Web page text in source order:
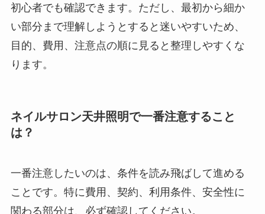
初心者でも確認できます。ただし、最初から細か
い部分まで理解しようとすると迷いやすいため、
目的、費用、注意点の順に見ると整理しやすくな
ります。
ネイルサロン天井照明で一番注意すること
は？
一番注意したいのは、条件を読み飛ばして進める
ことです。特に費用、契約、利用条件、安全性に
関わる部分は、必ず確認してください。